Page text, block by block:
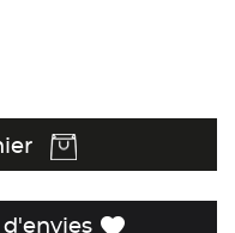
favorite